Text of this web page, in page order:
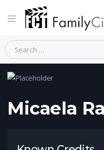
Home Person Micaela
Micaela